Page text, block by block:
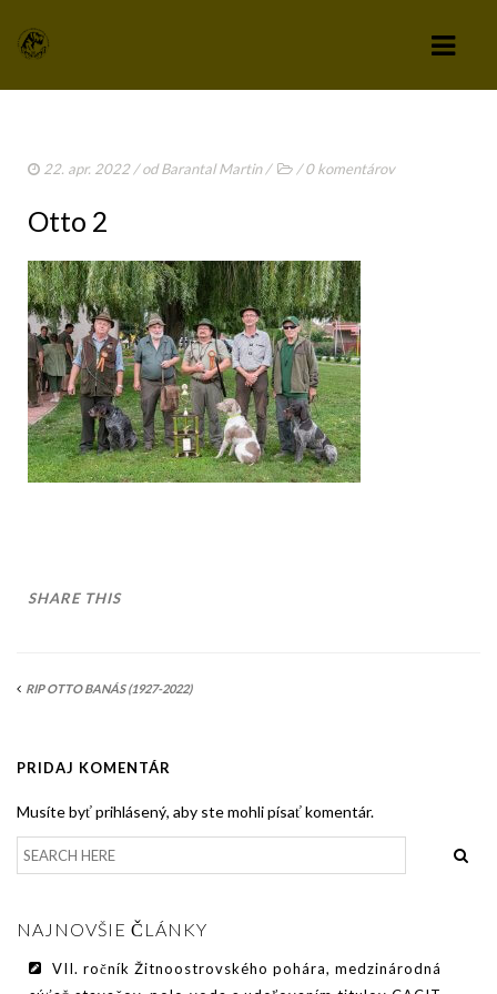
STANOVY KLUBU
CHOVATEĽSKÝ A ZÁPISNÝ PORIADOK
SPRAVODAJCA
TLAČIVÁ A PRIHLÁŠKY
KLUBOVÉ POPLATKY
ZÁPISNICE Z ČLENSKEJ SCHÔDZE
DEUTSCH DRAHTHAAR
PODMIENKY CHOVNOSTI
CHOVATEĽSKÉ STANICE
OČAKÁVANÉ VRHY NDS V ROKU 2026
PUDELPOINTER
ŠTANDARD
22. apr. 2022/ odBarantal Martin/ /0 komentárov
Otto 2
SHARE THIS
RIP OTTO BANÁS (1927-2022)
PRIDAJ KOMENTÁR
Musíte byť prihlásený, aby ste mohli písať komentár.
NAJNOVŠIE ČLÁNKY
VII. ročník Žitnoostrovského pohára, medzinárodná